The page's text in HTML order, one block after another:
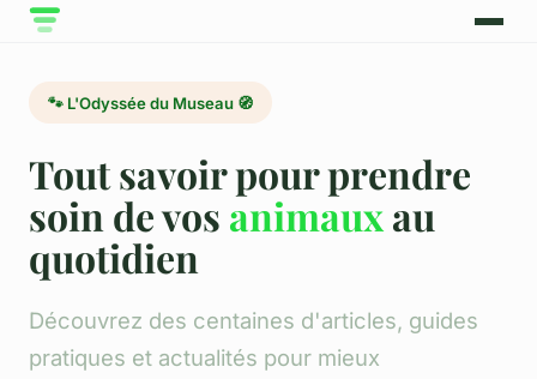
🐾 L'Odyssée du Museau 🧭
Tout savoir pour prendre
soin de vos animauxau
quotidien
Découvrez des centaines d'articles, guides
pratiques et actualités pour mieux